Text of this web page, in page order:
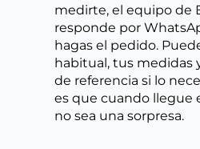
medirte, el equipo de
responde por
hagas el pedido.
habitual, tus medidas
de referencia si lo
es que cuando llegue
no sea una sorpresa.